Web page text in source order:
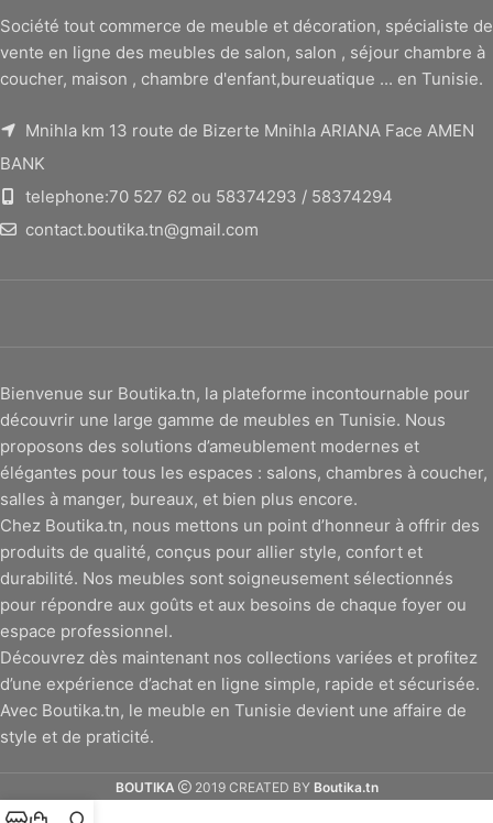
Société tout commerce de meuble et décoration, spécialiste de
vente en ligne des meubles de salon, salon , séjour chambre à
coucher, maison , chambre d'enfant,bureuatique ... en Tunisie.
Mnihla km 13 route de Bizerte Mnihla ARIANA Face AMEN
BANK
telephone:70 527 62 ou 58374293 / 58374294
contact.boutika.tn@gmail.com
Bienvenue sur Boutika.tn, la plateforme incontournable pour
découvrir une large gamme de meubles en Tunisie. Nous
proposons des solutions d’ameublement modernes et
élégantes pour tous les espaces : salons, chambres à coucher,
salles à manger, bureaux, et bien plus encore.
Chez Boutika.tn, nous mettons un point d’honneur à offrir des
produits de qualité, conçus pour allier style, confort et
durabilité. Nos meubles sont soigneusement sélectionnés
pour répondre aux goûts et aux besoins de chaque foyer ou
espace professionnel.
Découvrez dès maintenant nos collections variées et profitez
d’une expérience d’achat en ligne simple, rapide et sécurisée.
Avec Boutika.tn, le meuble en Tunisie devient une affaire de
style et de praticité.
BOUTIKA 2019 CREATED BY Boutika.tn